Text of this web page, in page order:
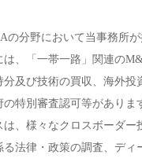
の分野において当事務所
は、「一帯一路」関連の
及び技術の買収、海外投
の特別審査認可等がありま
は、様々なクロスボーダー
法律・政策の調査、ディ